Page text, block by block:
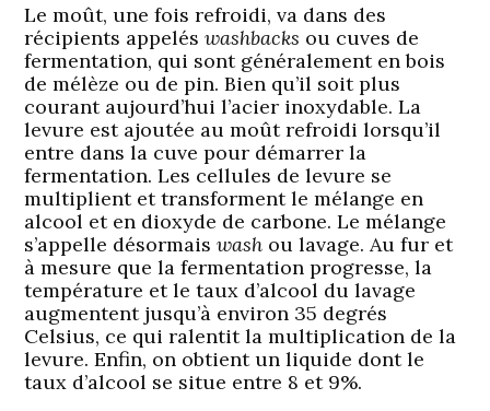
Le moût, une fois refroidi, va dans des
récipients appeléswashbacks ou cuves de
fermentation, qui sont généralement en bois
de mélèze ou de pin. Bien qu’il soit plus
courant aujourd’hui l’acier inoxydable. La
levure est ajoutée au moût refroidi lorsqu’il
entre dans la cuve pour démarrer la
fermentation. Les cellules de levure se
multiplient et transforment le mélange en
alcool et en dioxyde de carbone. Le mélange
s’appelle désormaiswash ou lavage. Au fur et
à mesure que la fermentation progresse, la
température et le taux d’alcool du lavage
augmentent jusqu’à environ 35 degrés
Celsius, ce qui ralentit la multiplication de la
levure. Enfin, on obtient un liquide dont le
taux d’alcool se situe entre 8 et 9%.